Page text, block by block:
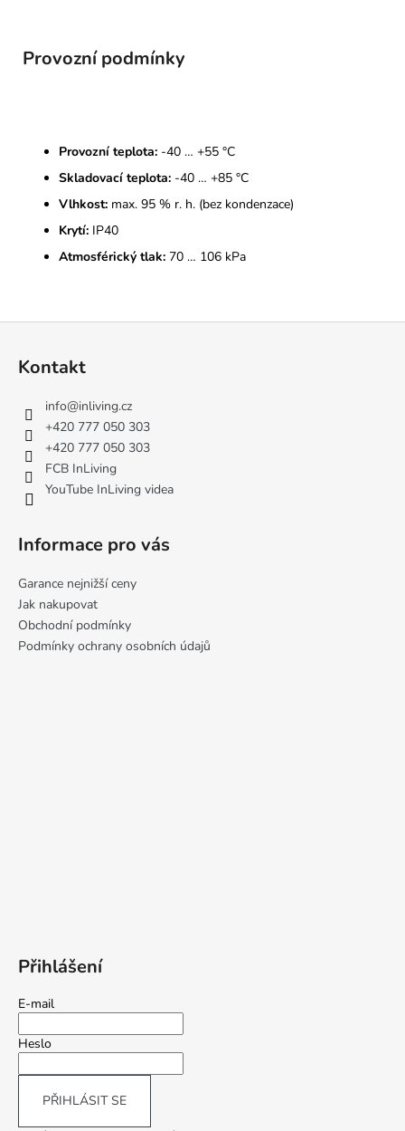
Provozní podmínky
Provozní teplota: -40 … +55 °C
Skladovací teplota: -40 … +85 °C
Vlhkost: max. 95 % r. h. (bez kondenzace)
Krytí: IP40
Atmosférický tlak: 70 … 106 kPa
Kontakt
info@inliving.cz
+420 777 050 303
+420 777 050 303
FCB InLiving
YouTube InLiving videa
Informace pro vás
Garance nejnižší ceny
Jak nakupovat
Obchodní podmínky
Podmínky ochrany osobních údajů
Přihlášení
E-mail
Heslo
PŘIHLÁSIT SE